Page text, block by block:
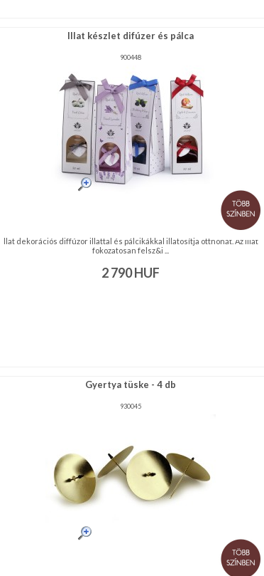
Illat készlet difúzer és pálca
900448
llat dekorációs diffúzor illattal és pálcikákkal illatosítja otthonát. Az illat
fokozatosan felsz&i ...
2 790HUF
Gyertya tüske - 4 db
930045